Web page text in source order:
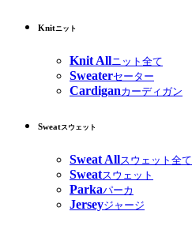
Knitニット
Knit Allニット全て
Sweaterセーター
Cardiganカーディガン
Sweatスウェット
Sweat Allスウェット全て
Sweatスウェット
Parkaパーカ
Jerseyジャージ